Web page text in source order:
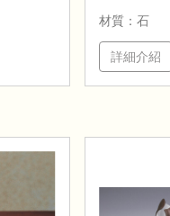
材質：石
詳細介紹